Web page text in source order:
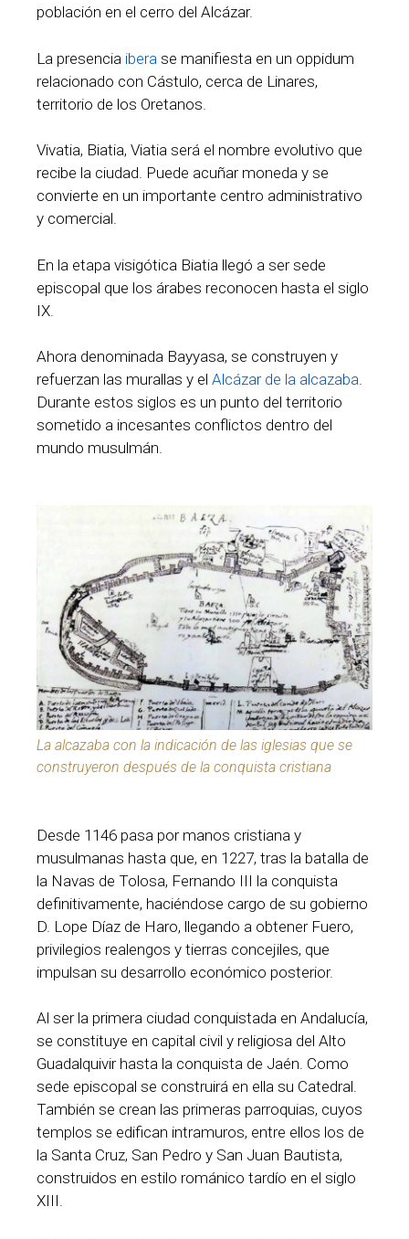
población en el cerro del Alcázar.
La presencia ibera se manifiesta en un oppidum
relacionado con Cástulo, cerca de Linares,
territorio de los Oretanos.
Vivatia, Biatia, Viatia será el nombre evolutivo que
recibe la ciudad. Puede acuñar moneda y se
convierte en un importante centro administrativo
y comercial.
En la etapa visigótica Biatia llegó a ser sede
episcopal que los árabes reconocen hasta el siglo
IX.
Ahora denominada Bayyasa, se construyen y
refuerzan las murallas y el Alcázar de la alcazaba.
Durante estos siglos es un punto del territorio
sometido a incesantes conflictos dentro del
mundo musulmán.
La alcazaba con la indicación de las iglesias que se
construyeron después de la conquista cristiana
Desde 1146 pasa por manos cristiana y
musulmanas hasta que, en 1227, tras la batalla de
la Navas de Tolosa, Fernando III la conquista
definitivamente, haciéndose cargo de su gobierno
D. Lope Díaz de Haro, llegando a obtener Fuero,
privilegios realengos y tierras concejiles, que
impulsan su desarrollo económico posterior.
Al ser la primera ciudad conquistada en Andalucía,
se constituye en capital civil y religiosa del Alto
Guadalquivir hasta la conquista de Jaén. Como
sede episcopal se construirá en ella su Catedral.
También se crean las primeras parroquias, cuyos
templos se edifican intramuros, entre ellos los de
la Santa Cruz, San Pedro y San Juan Bautista,
construidos en estilo románico tardío en el siglo
XIII.